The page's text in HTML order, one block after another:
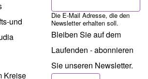
und
Kreise
Die E-Mail Adresse, die den
Newsletter erhalten soll.
Bleiben Sie auf dem
Laufenden - abonnieren
Sie unseren Newsletter.